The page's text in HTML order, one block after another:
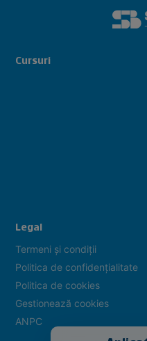
Cursuri
Legal
Termeni și condiții
Politica de confidențialitate
Politica de cookies
Gestionează cookies
ANPC